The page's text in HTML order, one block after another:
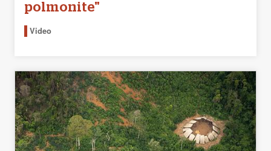
polmonite"
Video